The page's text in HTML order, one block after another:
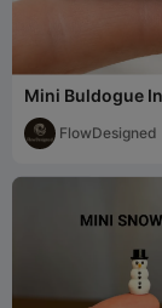
Mini Buldogue
Impressão Rápida
Detalhada
FlowDesigned